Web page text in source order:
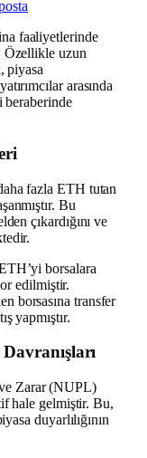
faaliyetlerinde
Özellikle uzun
piyasa
arasında
beraberinde
fazla ETH tutan
Bu
çıkardığını ve
.​
borsalara
edilmiştir.
borsasına transfer
yapmıştır.​
Zarar (NUPL)
hale gelmiştir. Bu,
duyarlılığının